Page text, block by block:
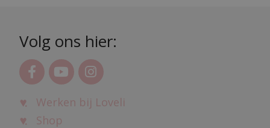
Volg ons hier:
Werken bij Loveli
Shop